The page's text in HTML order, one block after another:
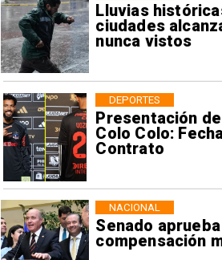
Lluvias
ciudades
nunca vistos
Presentación
Colo Colo:
Contrato
DEPORTES
Senado
compensación
NACIONAL